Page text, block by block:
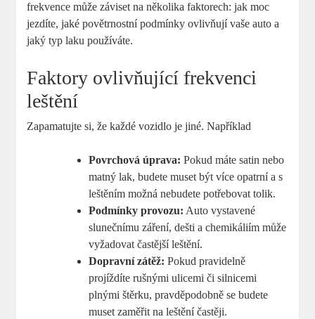
frekvence může záviset na několika faktorech: jak moc
jezdíte, jaké povětrnostní podmínky ovlivňují vaše auto a
jaký typ laku používáte.
Faktory ovlivňující frekvenci
leštění
Zapamatujte si, že každé vozidlo je jiné. Například
Povrchová úprava: Pokud máte satin nebo
matný lak, budete muset být více opatrní a s
leštěním možná nebudete potřebovat tolik.
Podmínky provozu: Auto vystavené
slunečnímu záření, dešti a chemikáliím může
vyžadovat častější leštění.
Dopravní zátěž: Pokud pravidelně
projíždíte rušnými ulicemi či silnicemi
plnými štěrku, pravděpodobně se budete
muset zaměřit na leštění častěji.